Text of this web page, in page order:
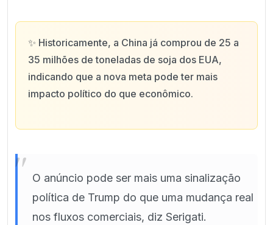
✨ Historicamente, a China já comprou de 25 a
35 milhões de toneladas de soja dos EUA,
indicando que a nova meta pode ter mais
impacto político do que econômico.
" O anúncio pode ser mais uma sinalização
política de Trump do que uma mudança real
nos fluxos comerciais, diz Serigati.